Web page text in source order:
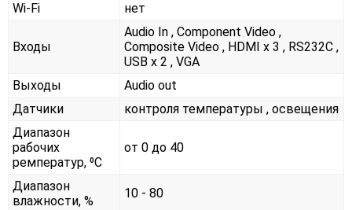
Wi-Fi
нет
Входы
Audio In , Component Video ,
Composite Video , HDMI x 3 , RS232С ,
USB x 2 , VGA
Выходы
Audio out
Датчики
контроля температуры , освещения
Диапазон
рабочих
ремператур, ⁰С
от 0 до 40
Диапазон
влажности, %
10 - 80